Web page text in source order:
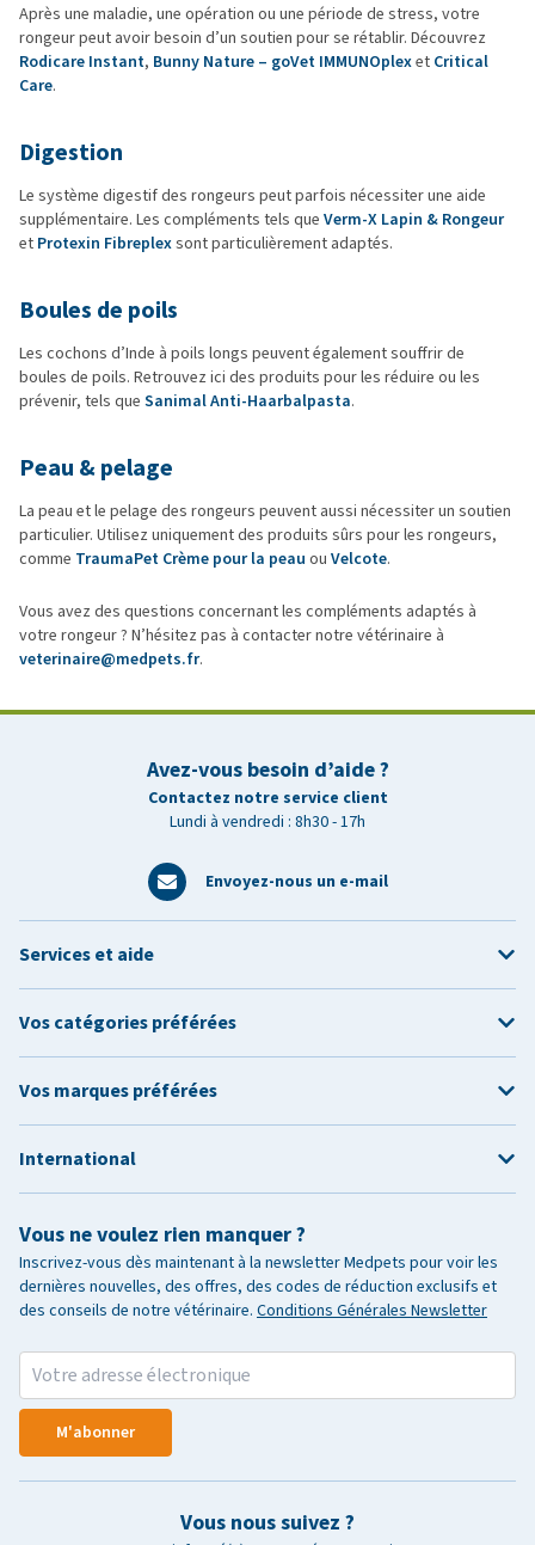
Après une maladie, une opération ou une période de stress, votre
rongeur peut avoir besoin d’un soutien pour se rétablir. Découvrez
Rodicare Instant, Bunny Nature – goVet IMMUNOplexet Critical
Care.
Digestion
Le système digestif des rongeurs peut parfois nécessiter une aide
supplémentaire. Les compléments tels que Verm-X Lapin & Rongeur
et Protexin Fibreplexsont particulièrement adaptés.
Boules de poils
Les cochons d’Inde à poils longs peuvent également souffrir de
boules de poils. Retrouvez ici des produits pour les réduire ou les
prévenir, tels que Sanimal Anti-Haarbalpasta.
Peau & pelage
La peau et le pelage des rongeurs peuvent aussi nécessiter un soutien
particulier. Utilisez uniquement des produits sûrs pour les rongeurs,
comme TraumaPet Crème pour la peau ou Velcote.
Vous avez des questions concernant les compléments adaptés à
votre rongeur ? N’hésitez pas à contacter notre vétérinaire à
veterinaire@medpets.fr.
Avez-vous besoin d’aide ?
Contactez notre service client
Lundi à vendredi : 8h30 - 17h
Envoyez-nous un e-mail
Vous ne voulez rien manquer ?
Inscrivez-vous dès maintenant à la newsletter Medpets pour voir les
dernières nouvelles, des offres, des codes de réduction exclusifs et
des conseils de notre vétérinaire. Conditions Générales Newsletter
M'abonner
Vous nous suivez ?
Services et aide
Vos catégories préférées
Vos marques préférées
International